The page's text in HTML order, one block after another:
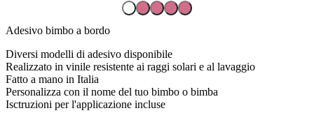
Adesivo bimbo a bordo
Diversi modelli di adesivo disponibile
Realizzato in vinile resistente ai raggi solari e al lavaggio
Fatto a mano in Italia
Personalizza con il nome del tuo bimbo o bimba
Isctruzioni per l'applicazione incluse